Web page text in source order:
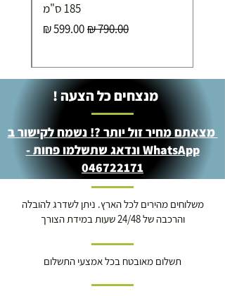
185 ס"מ
מחיר רגילמחיר מבצע
מנצחים כל הצעה !
מצאתם מחיר זול יותר ?! נשמח לקישור ב
WhatsApp ונדאג שתשלמו פחות -
046722171
משלוחים מהירים לכל הארץ. ניתן לשדרג להובלה
והרכבה של 24/48 שעות במידת הצורך
תשלום מאובטח בכל אמצעי התשלום